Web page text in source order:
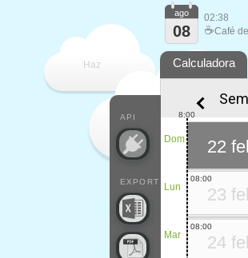
Haz
que
API
EXPORT
ago
08
02:38
☕Café
Calculadora
Dom
Lun
Mar
8:00
22
23
08:00
24
08:00